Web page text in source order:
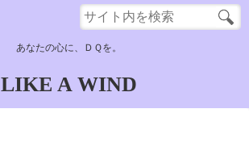
あなたの心に、ＤＱを。
LIKE A WIND